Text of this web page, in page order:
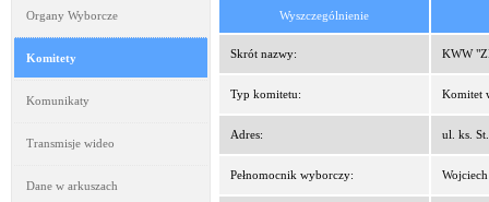
Organy Wyborcze
Komitety
Komunikaty
Transmisje wideo
Dane w arkuszach
Wyszczególnienie
Skrót nazwy: KWW
Typ komitetu: Komitet
Adres: ul. ks.
Pełnomocnik wyborczy: